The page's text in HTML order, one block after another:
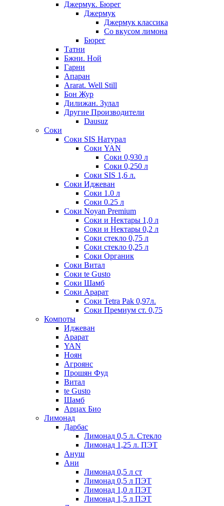
Джермук. Бюрег
Джермук
Джермук классика
Со вкусом лимона
Бюрег
Татни
Бжни. Ной
Гарни
Апаран
Ararat. Well Still
Бон Жур
Дилижан. Зулал
Другие Производители
Dausuz
Соки
Соки SIS Натурал
Соки YAN
Соки 0,930 л
Соки 0,250 л
Соки SIS 1,6 л.
Соки Иджеван
Соки 1.0 л
Соки 0.25 л
Соки Noyan Premium
Соки и Нектары 1,0 л
Соки и Нектары 0,2 л
Соки стекло 0,75 л
Соки стекло 0,25 л
Соки Органик
Соки Витал
Соки te Gusto
Соки Шамб
Соки Арарат
Соки Tetra Pak 0,97л.
Соки Премиум ст. 0,75
Компоты
Иджеван
Арарат
YAN
Ноян
Агроянс
Прошян Фуд
Витал
te Gusto
Шамб
Арцах Био
Лимонад
Дарбас
Лимонад 0,5 л. Стекло
Лимонад 1,25 л. ПЭТ
Ануш
Ани
Лимонад 0,5 л ст
Лимонад 0,5 л ПЭТ
Лимонад 1,0 л ПЭТ
Лимонад 1,5 л ПЭТ